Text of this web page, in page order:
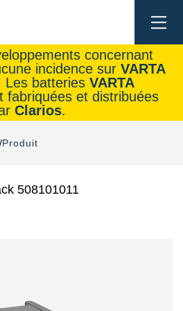
concernant
incidence sur VARTA
Les batteries VARTA
fabriquées et distribuées
Clarios.
Produit
508101011